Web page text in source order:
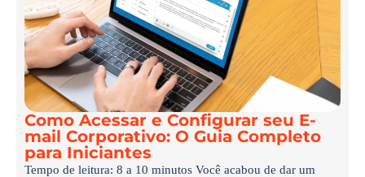
Como Acessar e Configurar seu E-
mail Corporativo: O Guia Completo
para Iniciantes
Tempo de leitura: 8 a 10 minutos Você acabou de dar um